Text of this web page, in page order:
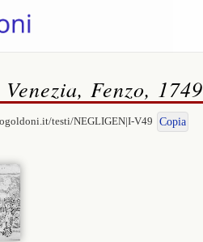
Fenzo, 1749
testi/NEGLIGEN|I-V49 Copia